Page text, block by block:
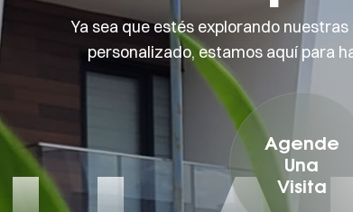
Ya sea que estés explorando
personalizado, estamos aquí para
Agende
Una
Visita